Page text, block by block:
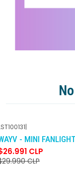
-10%DCTO
|
- MINI
CLP
CLP